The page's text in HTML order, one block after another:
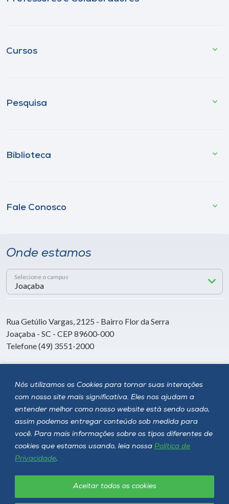
Nós utilizamos os Cookies para tornar suas interações
com nosso site mais significativa. Eles nos ajudam a
entender melhor como nosso website está sendo usado,
assim podemos entregar conteúdo sob medida para
você. Para mais informações sobre os tipos diferentes de
cookies que estamos usando, leia nossa Política de
Privacidade.
Aceitar todos os cookies
Cursos
Pesquisa
Biblioteca
Fale Conosco
Onde estamos
Selecione o campus
Rua Getúlio Vargas, 2125 - Bairro Flor da Serra
Joaçaba - SC - CEP 89600-000
Telefone (49) 3551-2000
Siga a Unoesc
Política de privacidade LGPD